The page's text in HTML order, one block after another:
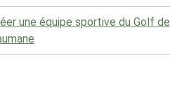
une équipe sportive du Golf de